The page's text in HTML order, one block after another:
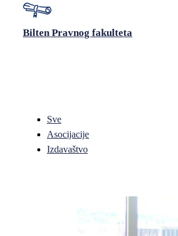
Bilten Pravnog fakulteta
Sve
Asocijacije
Izdavaštvo